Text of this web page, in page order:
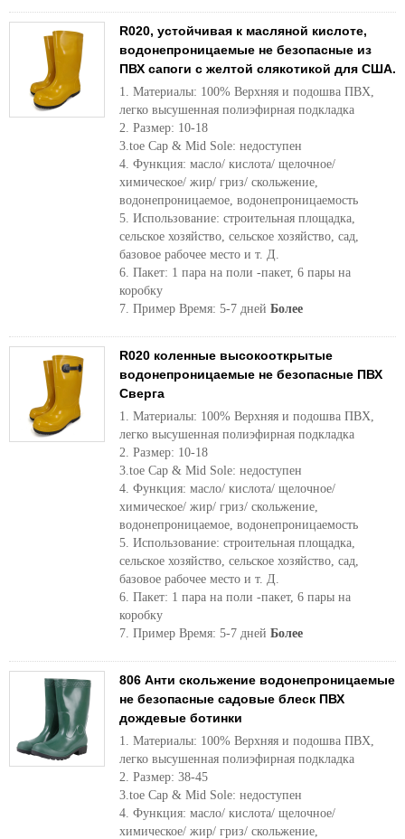
R020, устойчивая к масляной кислоте,
водонепроницаемые не безопасные из
ПВХ сапоги с желтой слякотикой для США.
1. Материалы: 100% Верхняя и подошва ПВХ,
легко высушенная полиэфирная подкладка
2. Размер: 10-18
3.toe Cap & Mid Sole: недоступен
4. Функция: масло/ кислота/ щелочное/
химическое/ жир/ гриз/ скольжение,
водонепроницаемое, водонепроницаемость
5. Использование: строительная площадка,
сельское хозяйство, сельское хозяйство, сад,
базовое рабочее место и т. Д.
6. Пакет: 1 пара на поли -пакет, 6 пары на
коробку
7. Пример Время: 5-7 дней Более
R020 коленные высокооткрытые
водонепроницаемые не безопасные ПВХ
Сверга
1. Материалы: 100% Верхняя и подошва ПВХ,
легко высушенная полиэфирная подкладка
2. Размер: 10-18
3.toe Cap & Mid Sole: недоступен
4. Функция: масло/ кислота/ щелочное/
химическое/ жир/ гриз/ скольжение,
водонепроницаемое, водонепроницаемость
5. Использование: строительная площадка,
сельское хозяйство, сельское хозяйство, сад,
базовое рабочее место и т. Д.
6. Пакет: 1 пара на поли -пакет, 6 пары на
коробку
7. Пример Время: 5-7 дней Более
806 Анти скольжение водонепроницаемые
не безопасные садовые блеск ПВХ
дождевые ботинки
1. Материалы: 100% Верхняя и подошва ПВХ,
легко высушенная полиэфирная подкладка
2. Размер: 38-45
3.toe Cap & Mid Sole: недоступен
4. Функция: масло/ кислота/ щелочное/
химическое/ жир/ гриз/ скольжение,